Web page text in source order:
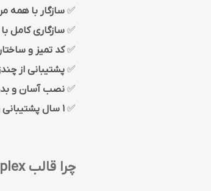
✅سازگار با همه
✅سازگاری کامل
✅کد تمیز و
✅ پشتیبانی از
✅ نصب آسان و
✅ 1 سال پشتیبانی رایگان
چرا قالب Simplex را انتخاب کنیم؟